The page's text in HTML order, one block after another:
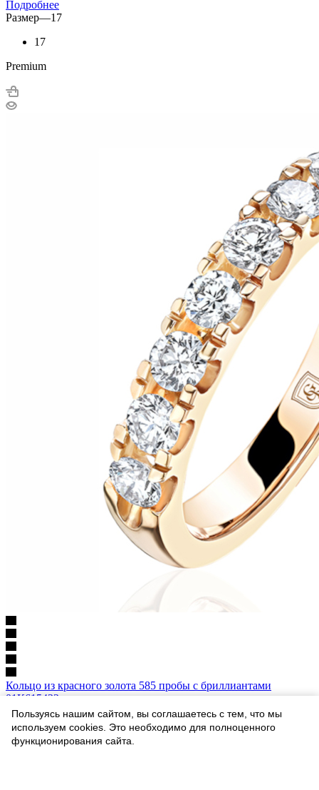
Подробнее
Размер—17
17
Premium
Кольцо из красного золота 585 пробы с бриллиантами
01К615422
Мало
Мало
Арт.: 01К615422
Пользуясь нашим сайтом, вы соглашаетесь с тем, что мы
используем cookies. Это необходимо для полноценного
функционирования сайта.